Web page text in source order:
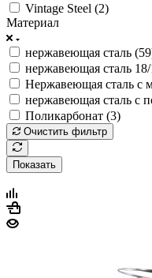
Vintage Steel (2)
Материал
нержавеющая сталь (59
нержавеющая сталь
Нержавеющая сталь с
нержавеющая сталь с
Поликарбонат (3)
Очистить фильтр
Показать